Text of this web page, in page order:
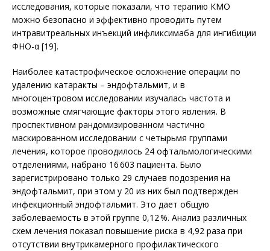
исследования, которые показали, что терапию КМО
можно безопасно и эффективно проводить путем
интравит­реальных инъекций инфликсимаба для ингибиции
ФНО-α [19].
Наиболее катастрофическое осложнение операции по
удалению катаракты – эндофтальмит, и в
многоцентровом исследовании изучалась частота и
возможные смягчающие факторы этого явления. В
проспективном рандомизированном частично
маскированном исследовании с четырьмя группами
лечения, которое проводилось 24 офтальмологическими
отделениями, набрано 16 603 пациента. Было
зарегистрировано только 29 случаев подозрения на
эндофтальмит, при этом у 20 из них был подтвержден
инфекционный эндофтальмит. Это дает общую
заболеваемость в этой группе 0,12 %. Анализ различных
схем лечения показал повышение риска в 4,92 раза при
отсутствии внутрикамерного профилактического